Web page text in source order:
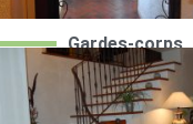
Gardes-corps